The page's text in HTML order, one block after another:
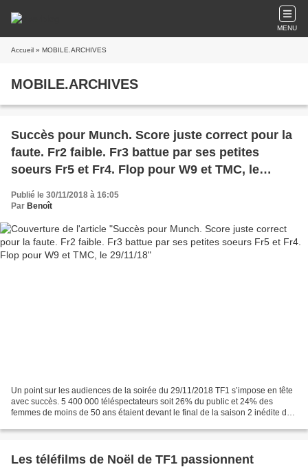
MENU
Accueil » MOBILE.ARCHIVES
MOBILE.ARCHIVES
Succès pour Munch. Score juste correct pour la
faute. Fr2 faible. Fr3 battue par ses petites
soeurs Fr5 et Fr4. Flop pour W9 et TMC, le
29/11/18
Publié le 30/11/2018 à 16:05
Par Benoît
Un point sur les audiences de la soirée du 29/11/2018 TF1 s’impose en tête
avec succès. 5 400 000 téléspectateurs soit 26% du public et 24% des
femmes de moins de 50 ans étaient devant le final de la saison 2 inédite de
Les téléfilms de Noël de TF1 passionnent